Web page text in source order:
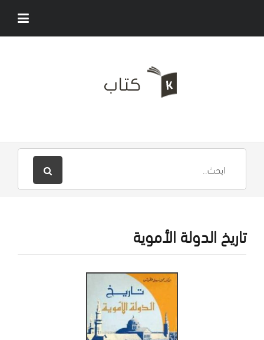
تاريخ الدولة الأموية